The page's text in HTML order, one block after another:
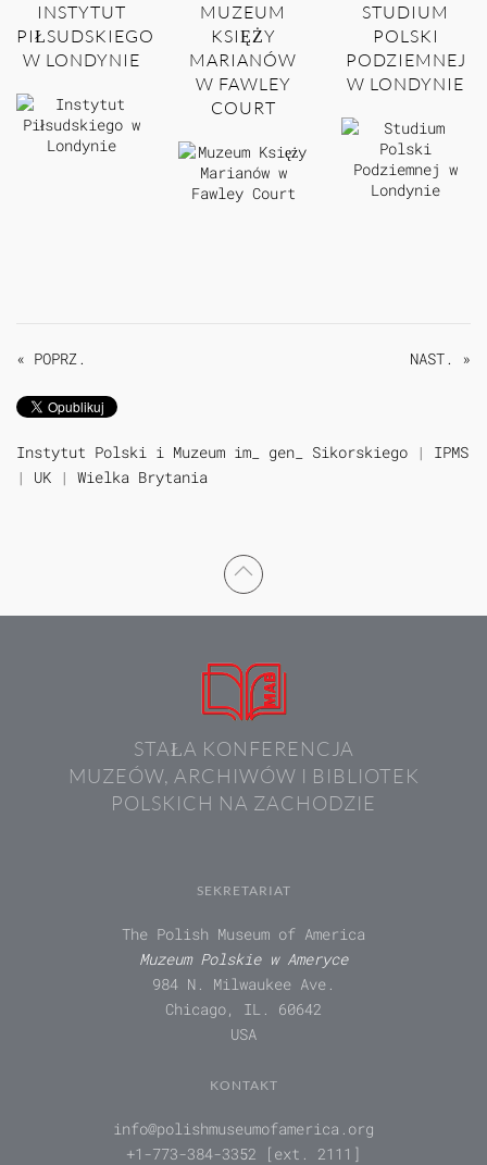
INSTYTUT
PIŁSUDSKIEGO
W LONDYNIE
MUZEUM
KSIĘŻY
MARIANÓW
W FAWLEY
COURT
STUDIUM
POLSKI
PODZIEMNEJ
W LONDYNIE
« POPRZ. NAST. »
Instytut Polski i Muzeum im_ gen_ Sikorskiego | IPMS
| UK | Wielka Brytania
STAŁA KONFERENCJA
MUZEÓW, ARCHIWÓW I BIBLIOTEK
POLSKICH NA ZACHODZIE
SEKRETARIAT
The Polish Museum of America
Muzeum Polskie w Ameryce
984 N. Milwaukee Ave.
Chicago, IL. 60642
USA
KONTAKT
info@polishmuseumofamerica.org
+1-773-384-3352 [ext. 2111]